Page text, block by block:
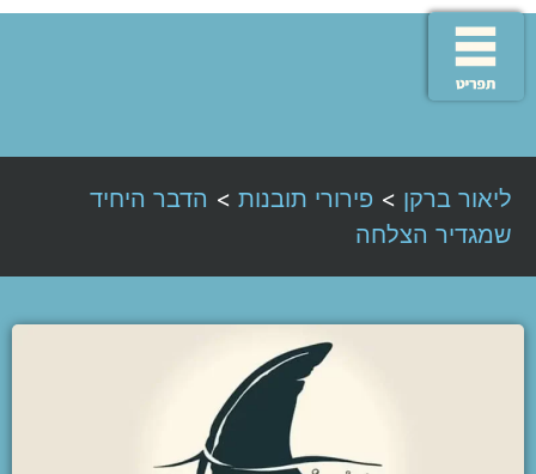
ליאור ברקן > פירורי תובנות > הדבר היחיד
שמגדיר הצלחה